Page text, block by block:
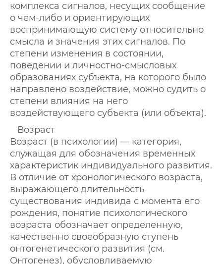
комплекса сигналов, несущих сообщение
о чем-либо и ориентирующих
воспринимающую систему относительно
смысла и значения этих сигналов. По
степени изменения в состоянии,
поведении и личностно-смысловых
образованиях субъекта, на которого было
направлено воздействие, можно судить о
степени влияния на него
воздействующего субъекта (или объекта).
Возраст
Возраст (в психологии) — категория,
служащая для обозначения временных
характеристик индивидуального развития.
В отличие от хронологического возраста,
выражающего длительность
существования индивида с момента его
рождения, понятие психологического
возраста обозначает определенную,
качественно своеобразную ступень
онтогенетического развития (см.
Онтогенез), обусловливаемую